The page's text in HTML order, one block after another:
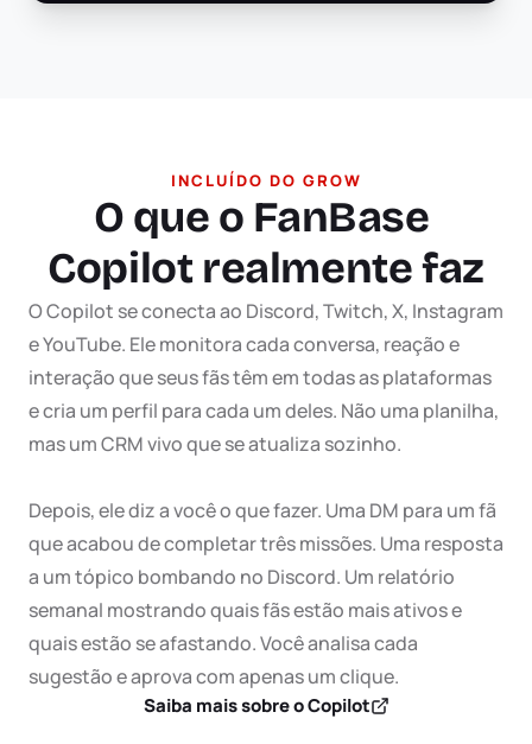
INCLUÍDO DO GROW
O que o FanBase
Copilot realmente faz
O Copilot se conecta ao Discord, Twitch, X, Instagram
e YouTube. Ele monitora cada conversa, reação e
interação que seus fãs têm em todas as plataformas
e cria um perfil para cada um deles. Não uma planilha,
mas um CRM vivo que se atualiza sozinho.
Depois, ele diz a você o que fazer. Uma DM para um fã
que acabou de completar três missões. Uma resposta
a um tópico bombando no Discord. Um relatório
semanal mostrando quais fãs estão mais ativos e
quais estão se afastando. Você analisa cada
sugestão e aprova com apenas um clique.
Saiba mais sobre o Copilot